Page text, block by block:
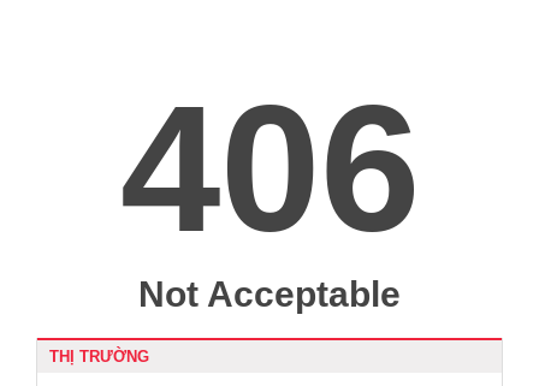
THỊ TRƯỜNG